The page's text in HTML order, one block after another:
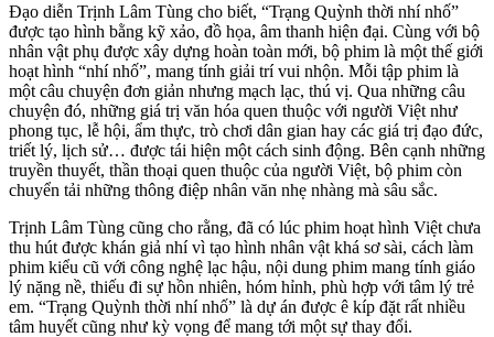
Đạo diễn Trịnh Lâm Tùng cho biết, “Trạng Quỳnh thời nhí nhố”
được tạo hình bằng kỹ xảo, đồ họa, âm thanh hiện đại. Cùng với bộ
nhân vật phụ được xây dựng hoàn toàn mới, bộ phim là một thế giới
hoạt hình “nhí nhố”, mang tính giải trí vui nhộn. Mỗi tập phim là
một câu chuyện đơn giản nhưng mạch lạc, thú vị. Qua những câu
chuyện đó, những giá trị văn hóa quen thuộc với người Việt như
phong tục, lễ hội, ẩm thực, trò chơi dân gian hay các giá trị đạo đức,
triết lý, lịch sử… được tái hiện một cách sinh động. Bên cạnh những
truyền thuyết, thần thoại quen thuộc của người Việt, bộ phim còn
chuyển tải những thông điệp nhân văn nhẹ nhàng mà sâu sắc.
Trịnh Lâm Tùng cũng cho rằng, đã có lúc phim hoạt hình Việt chưa
thu hút được khán giả nhí vì tạo hình nhân vật khá sơ sài, cách làm
phim kiểu cũ với công nghệ lạc hậu, nội dung phim mang tính giáo
lý nặng nề, thiếu đi sự hồn nhiên, hóm hỉnh, phù hợp với tâm lý trẻ
em. “Trạng Quỳnh thời nhí nhố” là dự án được ê kíp đặt rất nhiều
tâm huyết cũng như kỳ vọng để mang tới một sự thay đổi.